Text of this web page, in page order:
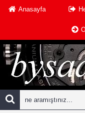
Anasayfa